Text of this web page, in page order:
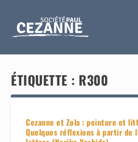
ÉTIQUETTE : R300
Cezanne et Zola : peinture et
Quelques réflexions à partir de